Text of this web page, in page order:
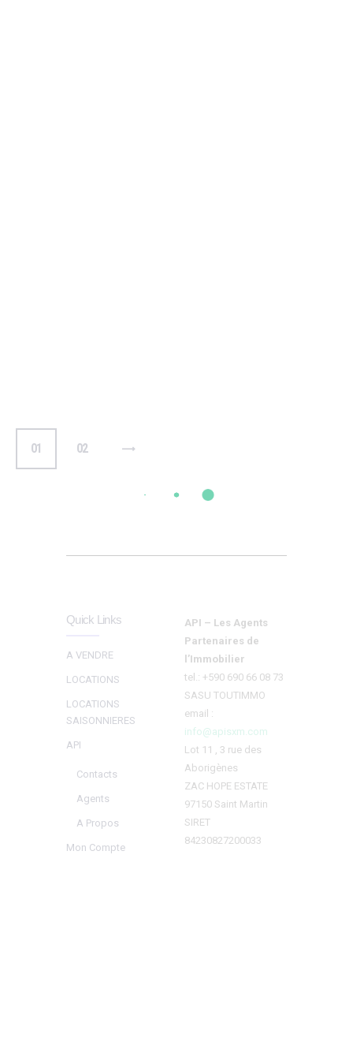
01 02
Quick Links
A VENDRE
LOCATIONS
LOCATIONS
SAISONNIERES
API
Contacts
Agents
A Propos
Mon Compte
API – Les Agents
Partenaires de
l’Immobilier
tel.: +590 690 66 08 73
SASU TOUTIMMO
email :
info@apisxm.com
Lot 11 , 3 rue des
Aborigènes
ZAC HOPE ESTATE
97150 Saint Martin
SIRET
84230827200033